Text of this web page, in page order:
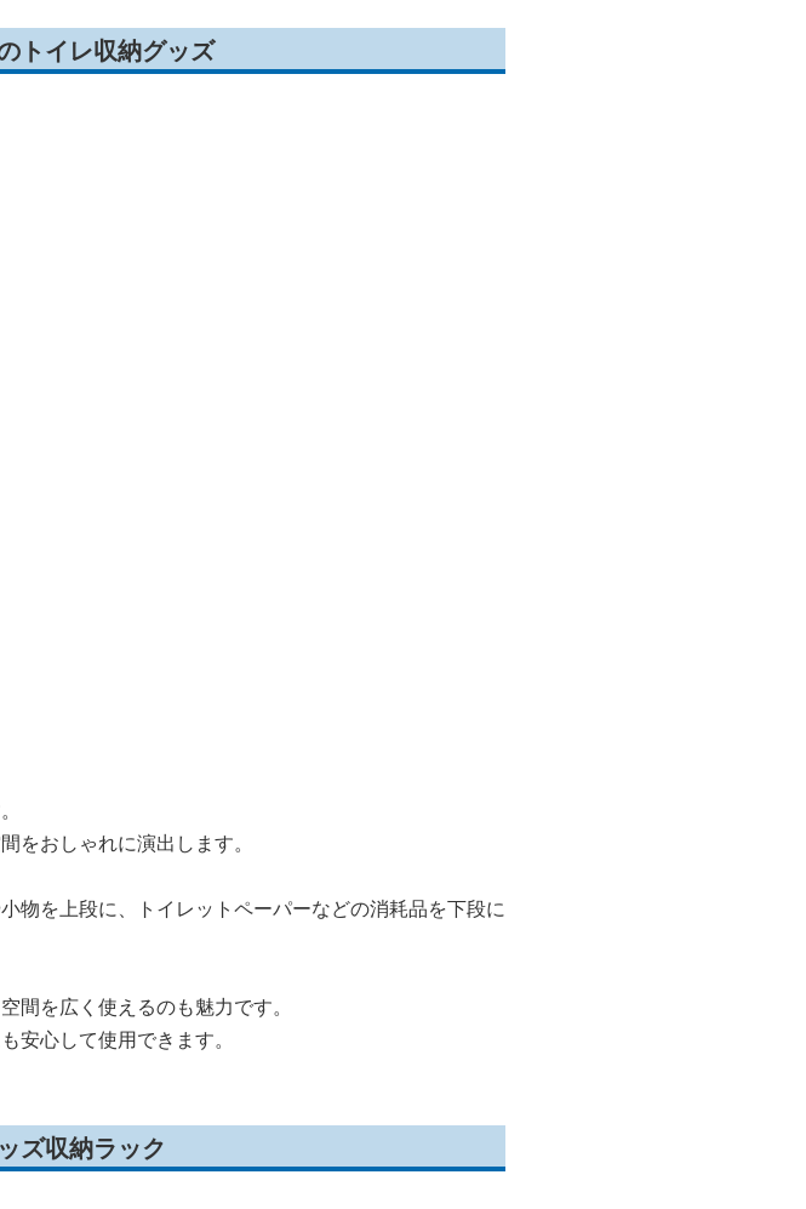
トイレ収納グッズ
をおしゃれに演出します。
物を上段に、トイレットペーパーなどの消耗品を下段に
間を広く使えるのも魅力です。
安心して使用できます。
ズ収納ラック